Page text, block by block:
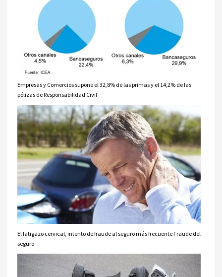
Empresas y Comercios supone el 32,8% de las primas y el 14,2% de las
pólizas de Responsabilidad Civil
El latigazo cervical, intento de fraude al seguro más frecuente Fraude del
seguro